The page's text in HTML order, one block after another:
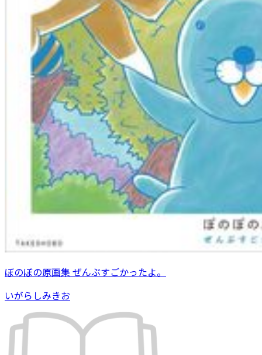
ぼのぼの原画集 ぜんぶすごかったよ。
いがらしみきお